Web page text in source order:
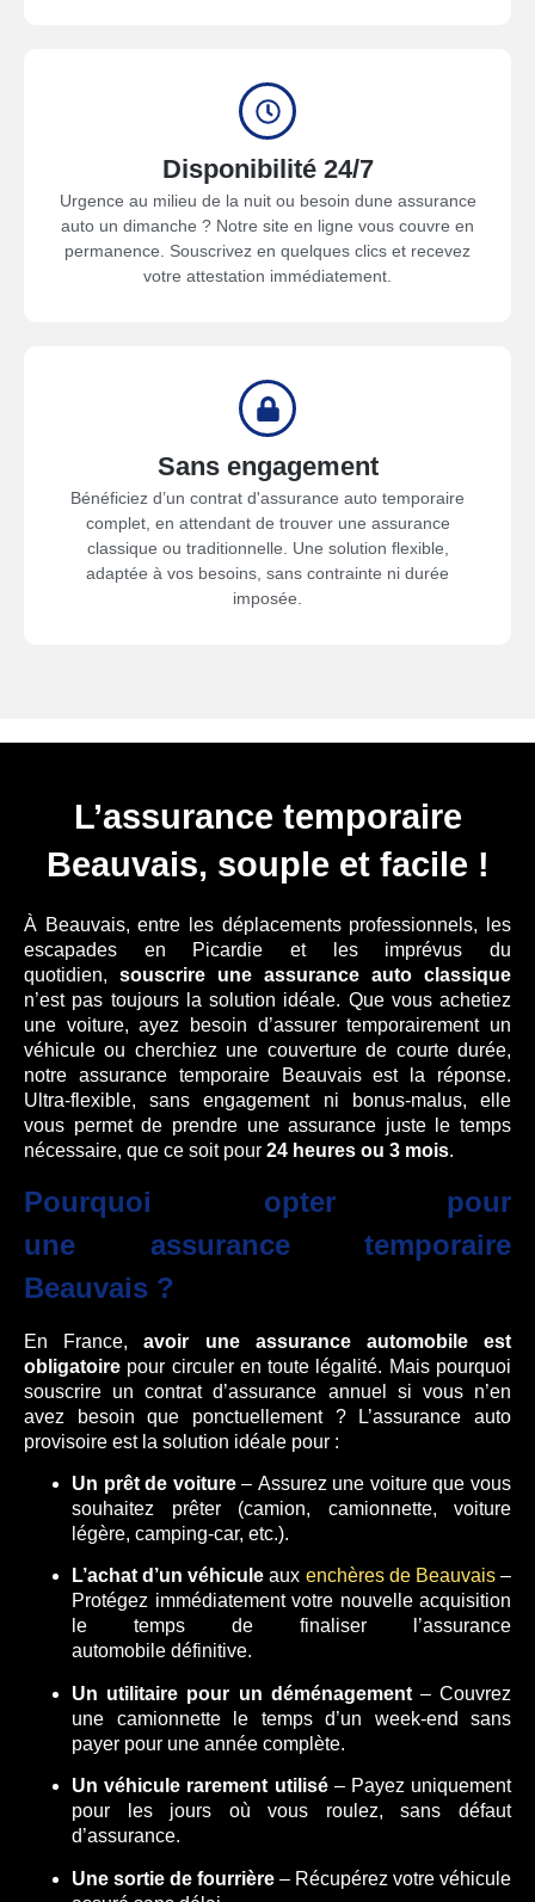
Disponibilité 24/7
Urgence au milieu de la nuit ou besoin dune assurance
auto un dimanche ? Notre site en ligne vous couvre en
permanence. Souscrivez en quelques clics et recevez
votre attestation immédiatement.
Sans engagement
Bénéficiez d’un contrat d'assurance auto temporaire
complet, en attendant de trouver une assurance
classique ou traditionnelle. Une solution flexible,
adaptée à vos besoins, sans contrainte ni durée
imposée.
L’assurance temporaire
Beauvais, souple et facile !
À Beauvais, entre les déplacements professionnels, les
escapades en Picardie et les imprévus du
quotidien, souscrire une assurance auto classique
n’est pas toujours la solution idéale. Que vous achetiez
une voiture, ayez besoin d’assurer temporairement un
véhicule ou cherchiez une couverture de courte durée,
notre assurance temporaire Beauvais est la réponse.
Ultra-flexible, sans engagement ni bonus-malus, elle
vous permet de prendre une assurance juste le temps
nécessaire, que ce soit pour 24 heures ou 3 mois.
Pourquoi opter pour
une assurance temporaire
Beauvais ?
En France,avoir une assurance
automobile est
obligatoire pour circuler en toute légalité. Mais pourquoi
souscrire un contrat d’assurance annuel si vous n’en
avez besoin que ponctuellement ? L’assurance auto
provisoire est la solution idéale pour :
Un prêt de voiture– Assurez une voiture que vous
souhaitez prêter (camion, camionnette, voiture
légère, camping-car, etc.).
L’achat d’un véhicule aux enchères de Beauvais–
Protégez immédiatement votre nouvelle acquisition
le temps de finaliser l’assurance
automobile définitive.
Un utilitaire pour un déménagement– Couvrez
une camionnette le temps d’un week-end sans
payer pour une année complète.
Un véhicule rarement utilisé– Payez uniquement
pour les jours où vous roulez, sans défaut
d’assurance.
Une sortie de fourrière – Récupérez votre véhicule